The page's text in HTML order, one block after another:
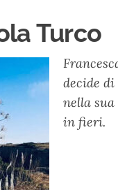
Turco
decide
nella
in fieri.